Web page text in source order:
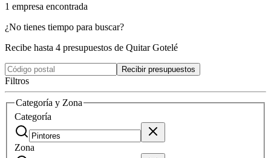
1 empresa encontrada
¿No tienes tiempo para buscar?
Recibe hasta 4 presupuestos de Quitar Gotelé
Recibir presupuestos
Filtros
Categoría y Zona
Categoría
Zona